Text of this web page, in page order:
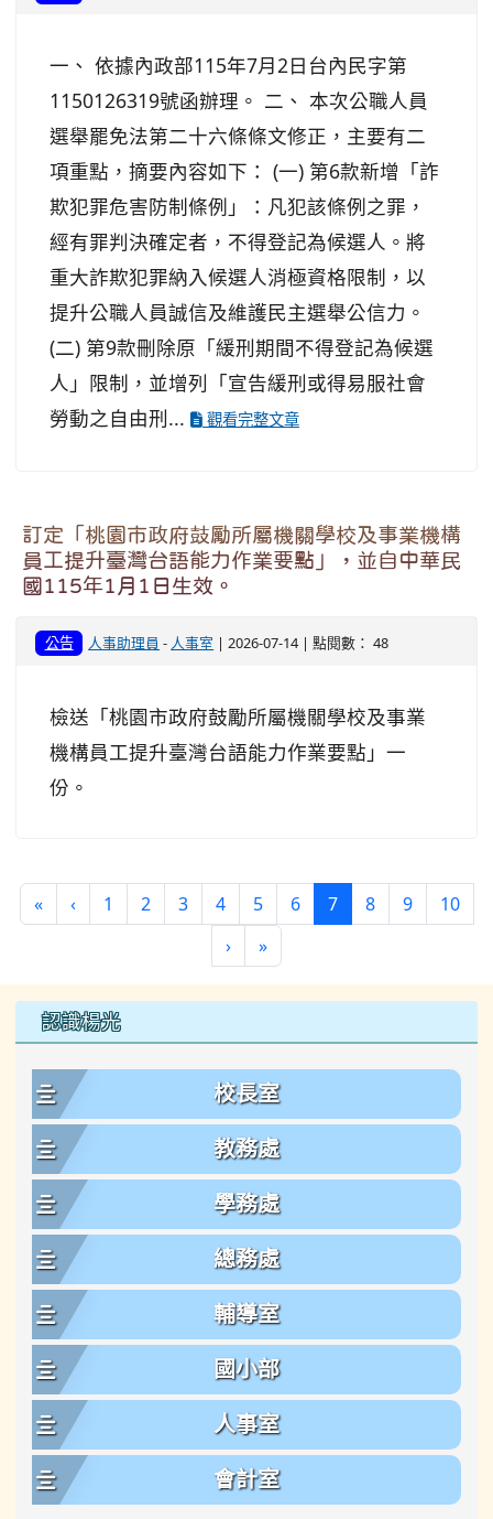
一、 依據內政部115年7月2日台內民字第
1150126319號函辦理。 二、 本次公職人員
選舉罷免法第二十六條條文修正，主要有二
項重點，摘要內容如下： (一) 第6款新增「詐
欺犯罪危害防制條例」：凡犯該條例之罪，
經有罪判決確定者，不得登記為候選人。將
重大詐欺犯罪納入候選人消極資格限制，以
提升公職人員誠信及維護民主選舉公信力。
(二) 第9款刪除原「緩刑期間不得登記為候選
人」限制，並增列「宣告緩刑或得易服社會
勞動之自由刑...
觀看完整文章
訂定「桃園市政府鼓勵所屬機關學校及事業機構
員工提升臺灣台語能力作業要點」，並自中華民
國115年1月1日生效。
公告 人事助理員 - 人事室 | 2026-07-14 | 點閱數： 48
檢送「桃園市政府鼓勵所屬機關學校及事業
機構員工提升臺灣台語能力作業要點」一
份。
«第一頁
‹上一頁
1 2 3 4 5 6 7(目前頁次)
8 9
10
›下一頁
»最後頁
左邊區域內容
認識楊光
校長室
教務處
學務處
總務處
輔導室
國小部
人事室
會計室